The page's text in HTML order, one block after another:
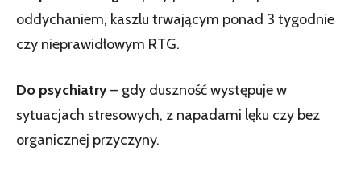
oddychaniem, kaszlu trwającym ponad 3 tygodnie
czy nieprawidłowym RTG.
Do psychiatry– gdy duszność występuje w
sytuacjach stresowych, z napadami lęku czy bez
organicznej przyczyny.